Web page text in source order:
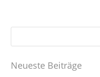
Suchen
nach:
Neueste Beiträge